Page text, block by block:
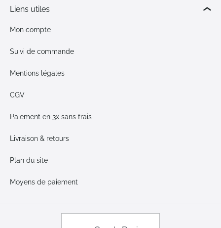
Liens utiles
Mon compte
Suivi de commande
Mentions légales
CGV
Paiement en 3x sans frais
Livraison & retours
Plan du site
Moyens de paiement